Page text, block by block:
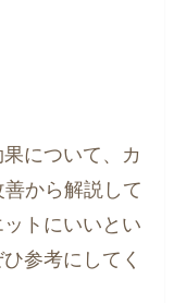
について、カ
から解説して
トにいいとい
参考にしてく